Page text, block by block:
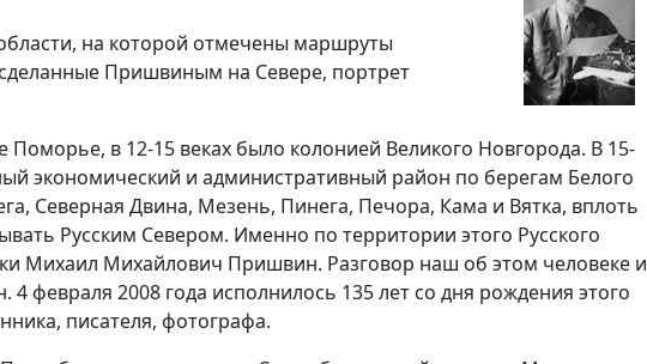
на которой отмечены маршруты
Пришвиным на Севере, портрет
Поморье, в 12-15 веках было колонией Великого Новгорода. В 15-
экономический и административный район по берегам Белого
Северная Двина, Мезень, Пинега, Печора, Кама и Вятка, вплоть
Русским Севером. Именно по территории этого Русского
Михаил Михайлович Пришвин. Разговор наш об этом человеке и
4 февраля 2008 года исполнилось 135 лет со дня рождения этого
писателя, фотографа.